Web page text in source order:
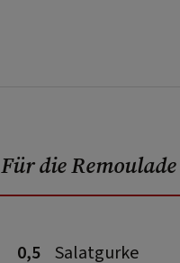
Für die Remoulade
0,5 Salatgurke